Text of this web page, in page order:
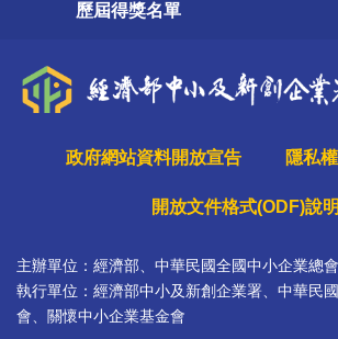
歷屆得獎名單
政府網站資料開放宣告 隱私
開放文件格式(ODF)說明
主辦單位：經濟部、中華民國全國中小企業總會
執行單位：經濟部中小及新創企業署、中華民
會、關懷中小企業基金會